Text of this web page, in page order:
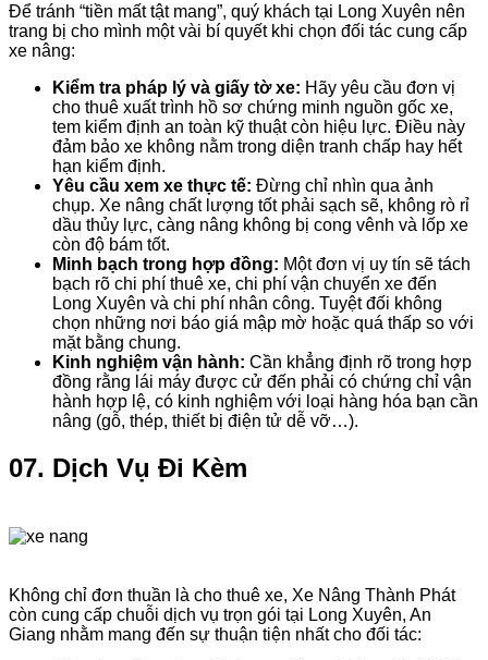
Để tránh “tiền mất tật mang”, quý khách tại Long Xuyên nên
trang bị cho mình một vài bí quyết khi chọn đối tác cung cấp
xe nâng:
Kiểm tra pháp lý và giấy tờ xe: Hãy yêu cầu đơn vị
cho thuê xuất trình hồ sơ chứng minh nguồn gốc xe,
tem kiểm định an toàn kỹ thuật còn hiệu lực. Điều này
đảm bảo xe không nằm trong diện tranh chấp hay hết
hạn kiểm định.
Yêu cầu xem xe thực tế: Đừng chỉ nhìn qua ảnh
chụp. Xe nâng chất lượng tốt phải sạch sẽ, không rò rỉ
dầu thủy lực, càng nâng không bị cong vênh và lốp xe
còn độ bám tốt.
Minh bạch trong hợp đồng: Một đơn vị uy tín sẽ tách
bạch rõ chi phí thuê xe, chi phí vận chuyển xe đến
Long Xuyên và chi phí nhân công. Tuyệt đối không
chọn những nơi báo giá mập mờ hoặc quá thấp so với
mặt bằng chung.
Kinh nghiệm vận hành: Cần khẳng định rõ trong hợp
đồng rằng lái máy được cử đến phải có chứng chỉ vận
hành hợp lệ, có kinh nghiệm với loại hàng hóa bạn cần
nâng (gỗ, thép, thiết bị điện tử dễ vỡ…).
07. Dịch Vụ Đi Kèm
Không chỉ đơn thuần là cho thuê xe, Xe Nâng Thành Phát
còn cung cấp chuỗi dịch vụ trọn gói tại Long Xuyên, An
Giang nhằm mang đến sự thuận tiện nhất cho đối tác: